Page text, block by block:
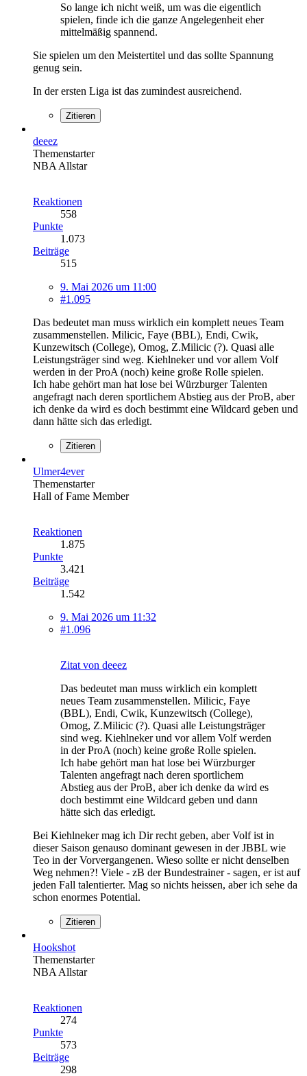
So lange ich nicht weiß, um was die eigentlich
spielen, finde ich die ganze Angelegenheit eher
mittelmäßig spannend.
Sie spielen um den Meistertitel und das sollte Spannung
genug sein.
In der ersten Liga ist das zumindest ausreichend.
Zitieren
deeez
Themenstarter
NBA Allstar
Reaktionen
558
Punkte
1.073
Beiträge
515
9. Mai 2026 um 11:00
#1.095
Das bedeutet man muss wirklich ein komplett neues Team
zusammenstellen. Milicic, Faye (BBL), Endi, Cwik,
Kunzewitsch (College), Omog, Z.Milicic (?). Quasi alle
Leistungsträger sind weg. Kiehlneker und vor allem Volf
werden in der ProA (noch) keine große Rolle spielen.
Ich habe gehört man hat lose bei Würzburger Talenten
angefragt nach deren sportlichem Abstieg aus der ProB, aber
ich denke da wird es doch bestimmt eine Wildcard geben und
dann hätte sich das erledigt.
Zitieren
Ulmer4ever
Themenstarter
Hall of Fame Member
Reaktionen
1.875
Punkte
3.421
Beiträge
1.542
9. Mai 2026 um 11:32
#1.096
Zitat von deeez
Das bedeutet man muss wirklich ein komplett
neues Team zusammenstellen. Milicic, Faye
(BBL), Endi, Cwik, Kunzewitsch (College),
Omog, Z.Milicic (?). Quasi alle Leistungsträger
sind weg. Kiehlneker und vor allem Volf werden
in der ProA (noch) keine große Rolle spielen.
Ich habe gehört man hat lose bei Würzburger
Talenten angefragt nach deren sportlichem
Abstieg aus der ProB, aber ich denke da wird es
doch bestimmt eine Wildcard geben und dann
hätte sich das erledigt.
Bei Kiehlneker mag ich Dir recht geben, aber Volf ist in
dieser Saison genauso dominant gewesen in der JBBL wie
Teo in der Vorvergangenen. Wieso sollte er nicht denselben
Weg nehmen?! Viele - zB der Bundestrainer - sagen, er ist auf
jeden Fall talentierter. Mag so nichts heissen, aber ich sehe da
schon enormes Potential.
Zitieren
Hookshot
Themenstarter
NBA Allstar
Reaktionen
274
Punkte
573
Beiträge
298